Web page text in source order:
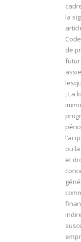
la
de
futur
; La
ou
et